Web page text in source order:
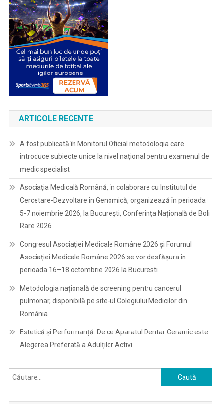
ARTICOLE RECENTE
A fost publicată în Monitorul Oficial metodologia care
introduce subiecte unice la nivel național pentru examenul de
medic specialist
Asociația Medicală Română, în colaborare cu Institutul de
Cercetare-Dezvoltare în Genomică, organizează în perioada
5-7 noiembrie 2026, la București, Conferința Națională de Boli
Rare 2026
Congresul Asociației Medicale Române 2026 și Forumul
Asociației Medicale Române 2026 se vor desfășura în
perioada 16–18 octombrie 2026 la Bucuresti
Metodologia națională de screening pentru cancerul
pulmonar, disponibilă pe site-ul Colegiului Medicilor din
România
Estetică și Performanță: De ce Aparatul Dentar Ceramic este
Alegerea Preferată a Adulților Activi
Caută
după: